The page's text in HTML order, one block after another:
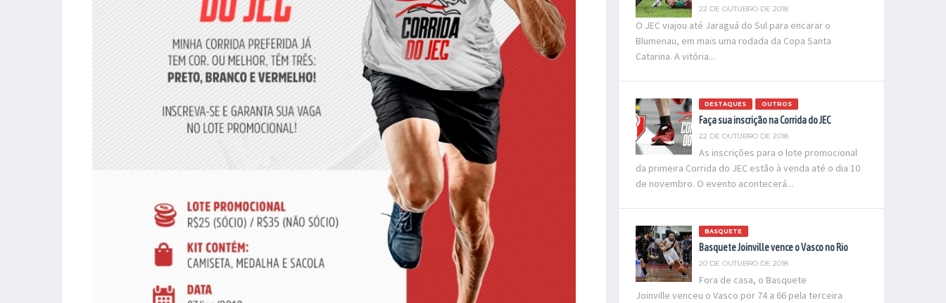
22 DE OUTUBRO DE 2018
O JEC viajou até Jaraguá do Sul para encarar o
Blumenau, em mais uma rodada da Copa Santa
Catarina. A vitória...
DESTAQUES OUTROS
Faça sua inscrição na Corrida do JEC
22 DE OUTUBRO DE 2018
As inscrições para o lote promocional
da primeira Corrida do JEC estão à venda até o dia 10
de novembro. O evento acontecerá...
BASQUETE
Basquete Joinville vence o Vasco no Rio
20 DE OUTUBRO DE 2018
Fora de casa, o Basquete
Joinville venceu o Vasco por 74 a 66 pela terceira